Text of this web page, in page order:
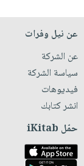
عن نيل وفرات
عن الشركة
سياسة الشركة
فيديوهات
انشر كتابك
حمّل iKitab